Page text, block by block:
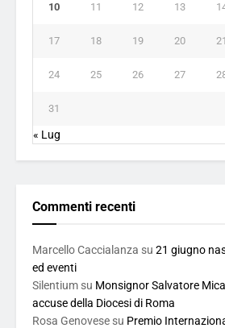
10 11 12 13
17 18 19 20 21
24 25 26 27
31
« Lug
Commenti recenti
Marcello Caccialanza su 21 giugno
ed eventi
Silentium su Monsignor Salvatore
accuse della Diocesi di Roma
Rosa Genovese su Premio